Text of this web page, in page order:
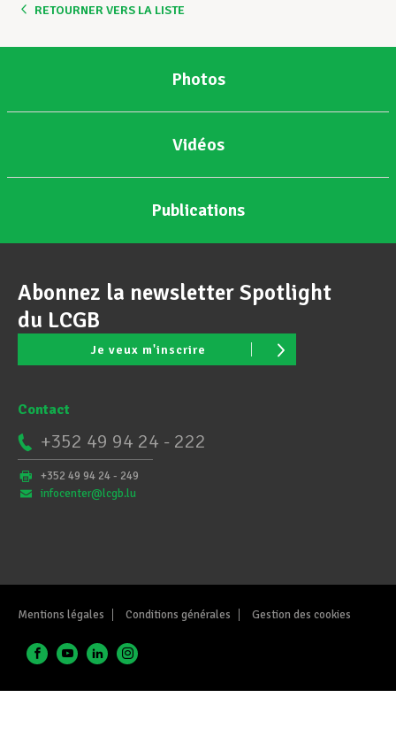
RETOURNER VERS LA LISTE
Photos
Vidéos
Publications
Abonnez la newsletter Spotlight
du LCGB
Je veux m'inscrire
Contact
+352 49 94 24 - 222
+352 49 94 24 - 249
infocenter@lcgb.lu
Mentions légales Conditions générales Gestion des cookies